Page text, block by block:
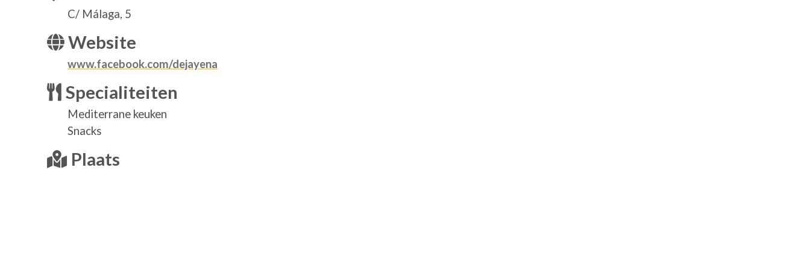
C/ Málaga, 5
Website
www.facebook.com/dejayena
Specialiteiten
Mediterrane keuken
Snacks
Plaats